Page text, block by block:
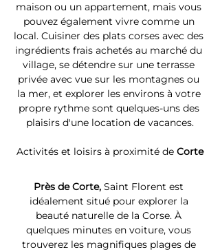
maison ou un appartement, mais vous
pouvez également vivre comme un
local. Cuisiner des plats corses avec des
ingrédients frais achetés au marché du
village, se détendre sur une terrasse
privée avec vue sur les montagnes ou
la mer, et explorer les environs à votre
propre rythme sont quelques-uns des
plaisirs d'une location de vacances.
Activités et loisirs à proximité de Corte
Près de Corte, Saint Florent est
idéalement situé pour explorer la
beauté naturelle de la Corse. À
quelques minutes en voiture, vous
trouverez les magnifiques plages de